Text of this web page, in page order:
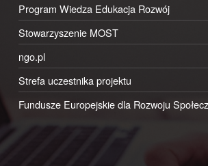
Program Wiedza Edukacja Rozwój
Stowarzyszenie MOST
ngo.pl
Strefa uczestnika projektu
Fundusze Europejskie dla Rozwoju